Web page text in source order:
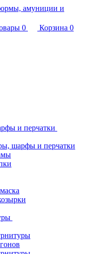
0 Корзина 0
и перчатки
шарфы и перчатки